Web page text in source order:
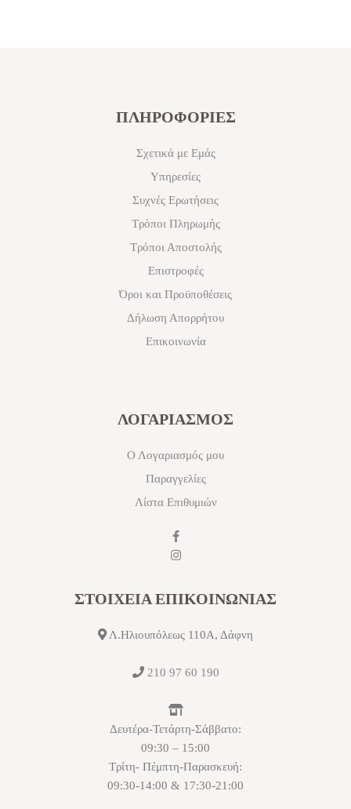
ΠΛΗΡΟΦΟΡΙΕΣ
Σχετικά με Εμάς
Υπηρεσίες
Συχνές Ερωτήσεις
Τρόποι Πληρωμής
Τρόποι Αποστολής
Επιστροφές
Όροι και Προϋποθέσεις
Δήλωση Απορρήτου
Επικοινωνία
ΛΟΓΑΡΙΑΣΜΟΣ
Ο Λογαριασμός μου
Παραγγελίες
Λίστα Επιθυμιών
ΣΤΟΙΧΕΙΑ ΕΠΙΚΟΙΝΩΝΙΑΣ
Λ.Ηλιουπόλεως 110Α, Δάφνη
210 97 60 190
Δευτέρα-Τετάρτη-Σάββατο:
09:30 – 15:00
Τρίτη- Πέμπτη-Παρασκευή:
09:30-14:00 & 17:30-21:00